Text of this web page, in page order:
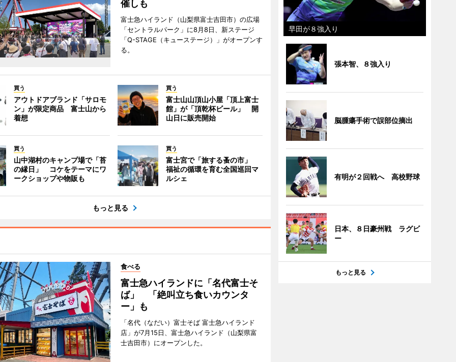
催しも
富士急ハイランド（山梨県富士吉田市）の広場
「セントラルパーク」に8月8日、新ステージ
「Q-STAGE（キューステージ）」がオープンす
る。
買う
アウトドアブランド「サロモ
ン」が限定商品 富士山から
着想
買う
富士山山頂山小屋「頂上富士
館」が「頂乾杯ビール」 開
山日に販売開始
買う
山中湖村のキャンプ場で「苔
の縁日」 コケをテーマにワ
ークショップや物販も
買う
富士宮で「旅する蚤の市」
福祉の循環を育む全国巡回マ
ルシェ
もっと見る
食べる
富士急ハイランドに「名代富士そ
ば」 「絶叫立ち食いカウンタ
ー」も
「名代（なだい）富士そば 富士急ハイランド
店」が7月15日、富士急ハイランド（山梨県富
士吉田市）にオープンした。
早田が８強入り
張本智、８強入り
脳腫瘍手術で誤部位摘出
有明が２回戦へ 高校野球
日本、８日豪州戦 ラグビ
ー
もっと見る